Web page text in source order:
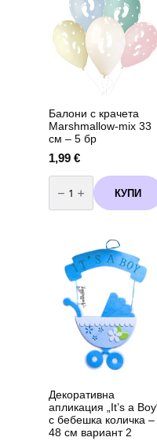
броя
розови
Балони с крачета
Marshmallow-mix 33
см – 5 бр
1,99 €
количество
за
Балони
с
КУПИ
Декоративна
апликация „It’s a
с бебешка количка –
48 см вариант 2